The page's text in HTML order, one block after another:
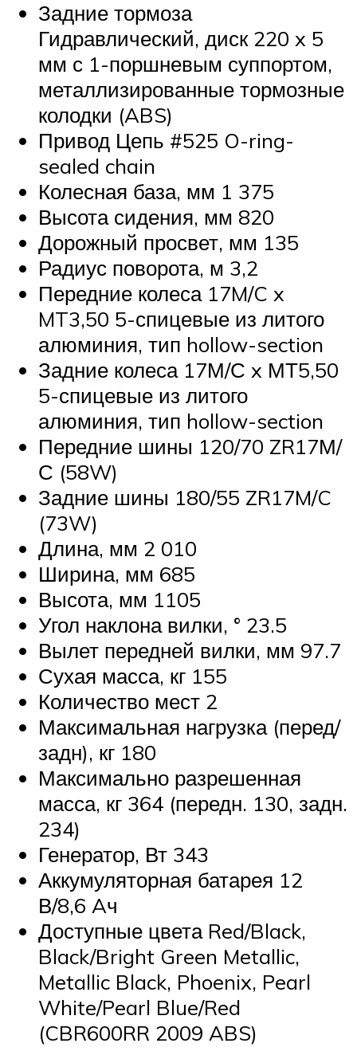
Задние тормоза
Гидравлический, диск 220 x 5
мм с 1-поршневым суппортом,
металлизированные тормозные
колодки (ABS)
Привод Цепь #525 O-ring-
sealed chain
Колесная база, мм 1 375
Высота сидения, мм 820
Дорожный просвет, мм 135
Радиус поворота, м 3,2
Передние колеса 17M/C x
MT3,50 5-спицевые из литого
алюминия, тип hollow-section
Задние колеса 17М/С x МТ5,50
5-спицевые из литого
алюминия, тип hollow-section
Передние шины 120/70 ZR17М/
С (58W)
Задние шины 180/55 ZR17M/C
(73W)
Длина, мм 2 010
Ширина, мм 685
Высота, мм 1105
Угол наклона вилки, ° 23.5
Вылет передней вилки, мм 97.7
Сухая масса, кг 155
Количество мест 2
Максимальная нагрузка (перед/
задн), кг 180
Максимально разрешенная
масса, кг 364 (передн. 130, задн.
234)
Генератор, Вт 343
Аккумуляторная батарея 12
В/8,6 Aч
Доступные цвета Red/Black,
Black/Bright Green Metallic,
Metallic Black, Phoenix, Pearl
White/Pearl Blue/Red
(CBR600RR 2009 ABS)